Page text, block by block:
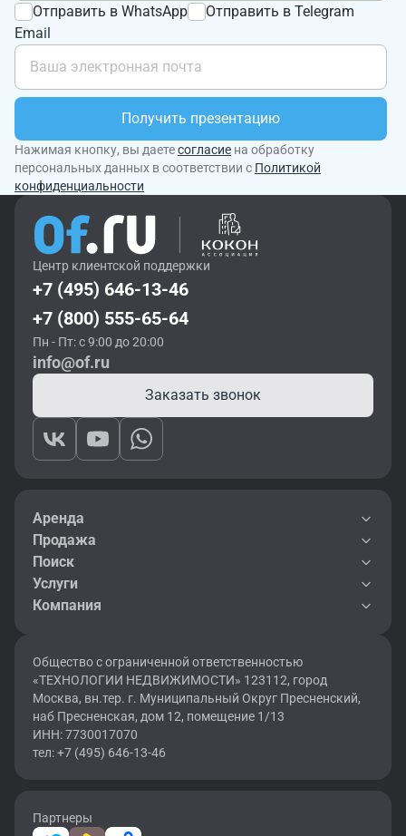
Отправить в WhatsApp
Отправить в Telegram
Email
Получить презентацию
Нажимая кнопку, вы даетесогласие на обработку
персональных данных в соответствии с Политикой
конфиденциальности
Центр клиентской поддержки
+7 (495) 646-13-46
+7 (800) 555-65-64
Пн - Пт: с 9:00 до 20:00
info@of.ru
Заказать звонок
Аренда
Продажа
Поиск
Услуги
Компания
Общество с ограниченной ответственностью
«ТЕХНОЛОГИИ НЕДВИЖИМОСТИ» 123112, город
Москва, вн.тер. г. Муниципальный Округ Пресненский,
наб Пресненская, дом 12, помещение 1/13
ИНН: 7730017070
тел: +7 (495) 646-13-46
Партнеры